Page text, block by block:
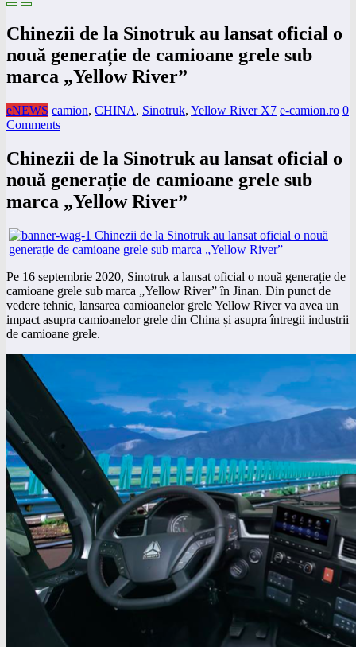
Chinezii de la Sinotruk au lansat oficial o
nouă generație de camioane grele sub
marca „Yellow River”
eNEWS camion, CHINA, Sinotruk, Yellow River X7 e-camion.ro 0
Comments
Chinezii de la Sinotruk au lansat oficial o
nouă generație de camioane grele sub
marca „Yellow River”
Pe 16 septembrie 2020, Sinotruk a lansat oficial o nouă generație de
camioane grele sub marca „Yellow River” în Jinan. Din punct de
vedere tehnic, lansarea camioanelor grele Yellow River va avea un
impact asupra camioanelor grele din China și asupra întregii industrii
de camioane grele.